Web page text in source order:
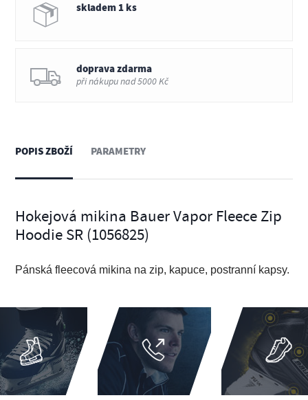
skladem 1 ks
doprava zdarma
při nákupu nad 5000 Kč
POPIS ZBOŽÍ
Hokejová mikina Bauer Vapor Fleece Zip
Hoodie SR (1056825)
Pánská fleecová mikina na zip, kapuce, postranní kapsy.
PARAMETRY